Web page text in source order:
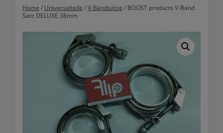
Home / Universalteile /V-Bandsätze / BOOST products V-Band
Satz DELUXE 38mm